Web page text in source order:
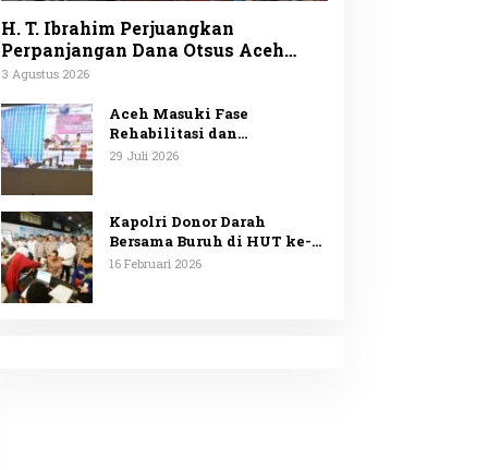
H. T. Ibrahim Perjuangkan
Perpanjangan Dana Otsus Aceh
Lewat Revisi UUPA
3 Agustus 2026
Aceh Masuki Fase
Rehabilitasi dan
Rekonstruksi Mendagri
29 Juli 2026
Kapolri Donor Darah
Bersama Buruh di HUT ke-53
KSPSI
16 Februari 2026